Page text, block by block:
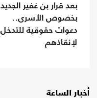
بعد قرار بن غفير الجديد
بخصوص الأسرى..
دعوات حقوقية للتدخل
لإنقاذهم
أخبار الساعة